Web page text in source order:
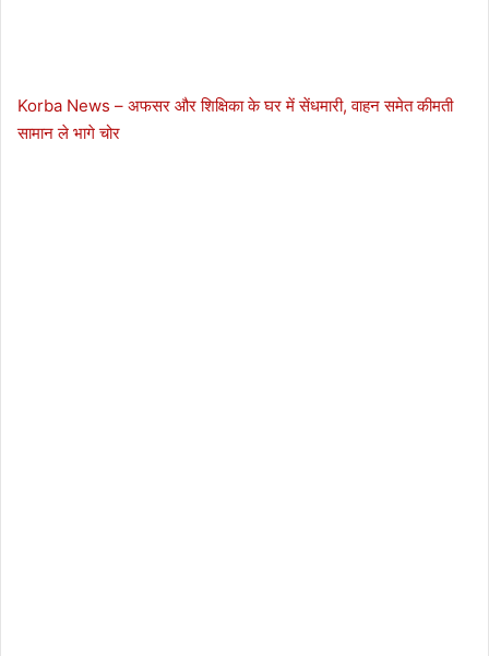
Korba News – अफसर और शिक्षिका के घर में सेंधमारी, वाहन समेत कीमती
सामान ले भागे चोर